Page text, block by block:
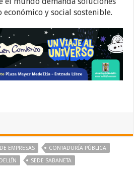
y social sostenible.
EMPRESAS
CONTADURÍA PÚBLICA
SEDE SABANETA